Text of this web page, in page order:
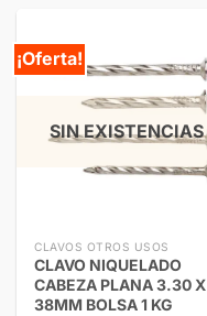
¡Oferta!
SIN EXISTENCIAS
CLAVOS OTROS USOS
CLAVO NIQUELADO
CABEZA PLANA 3.30 X
38MM BOLSA 1 KG